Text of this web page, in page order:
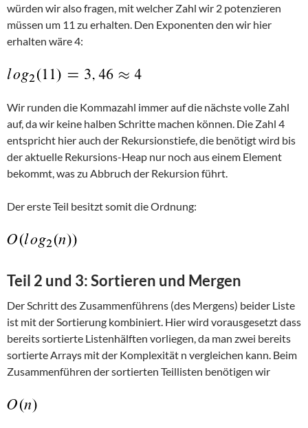
würden wir also fragen, mit welcher Zahl wir 2 potenzieren
müssen um 11 zu erhalten. Den Exponenten den wir hier
erhalten wäre 4:
Wir runden die Kommazahl immer auf die nächste volle Zahl
auf, da wir keine halben Schritte machen können. Die Zahl 4
entspricht hier auch der Rekursionstiefe, die benötigt wird bis
der aktuelle Rekursions-Heap nur noch aus einem Element
bekommt, was zu Abbruch der Rekursion führt.
Der erste Teil besitzt somit die Ordnung:
Teil 2 und 3: Sortieren und Mergen
Der Schritt des Zusammenführens (des Mergens) beider Liste
ist mit der Sortierung kombiniert. Hier wird vorausgesetzt dass
bereits sortierte Listenhälften vorliegen, da man zwei bereits
sortierte Arrays mit der Komplexität n vergleichen kann. Beim
Zusammenführen der sortierten Teillisten benötigen wir